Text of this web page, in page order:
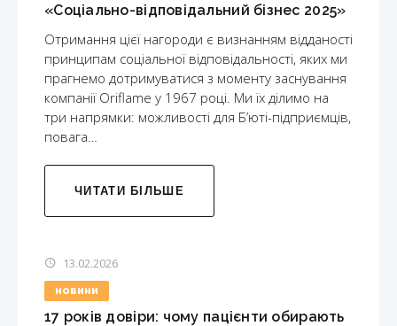
«Соціально-відповідальний бізнес 2025»
Отримання цієї нагороди є визнанням відданості
принципам соціальної відповідальності, яких ми
прагнемо дотримуватися з моменту заснування
компанії Oriflame у 1967 році. Ми їх ділимо на
три напрямки: можливості для Б’юті-підприємців,
повага…
ЧИТАТИ БІЛЬШЕ
13.02.2026
НОВИНИ
17 років довіри: чому пацієнти обирають